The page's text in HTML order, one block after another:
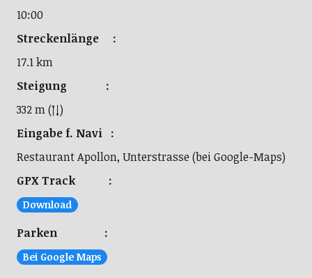
10:00
Streckenlänge :
17.1 km
Steigung :
332 m (↑↓)
Eingabe f. Navi :
Restaurant Apollon, Unterstrasse (bei Google-Maps)
GPX Track :
Download
Parken :
Bei Google Maps